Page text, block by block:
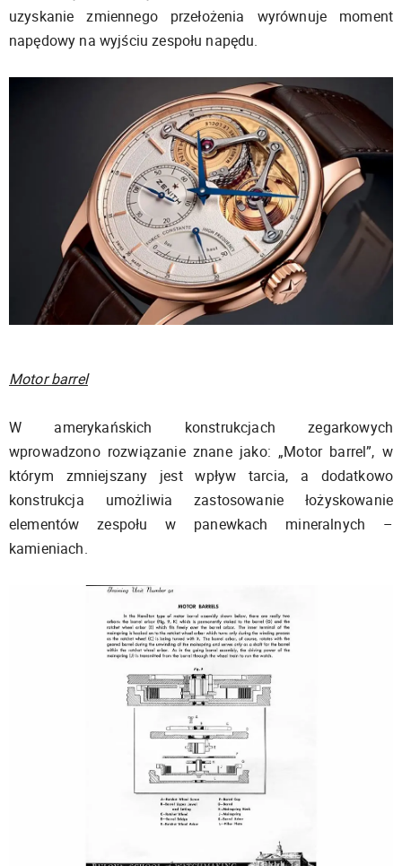
uzyskanie zmiennego przełożenia wyrównuje moment
napędowy na wyjściu zespołu napędu.
Motor barrel
W amerykańskich konstrukcjach zegarkowych
wprowadzono rozwiązanie znane jako: „Motor barrel”, w
którym zmniejszany jest wpływ tarcia, a dodatkowo
konstrukcja umożliwia zastosowanie łożyskowanie
elementów zespołu w panewkach mineralnych –
kamieniach.